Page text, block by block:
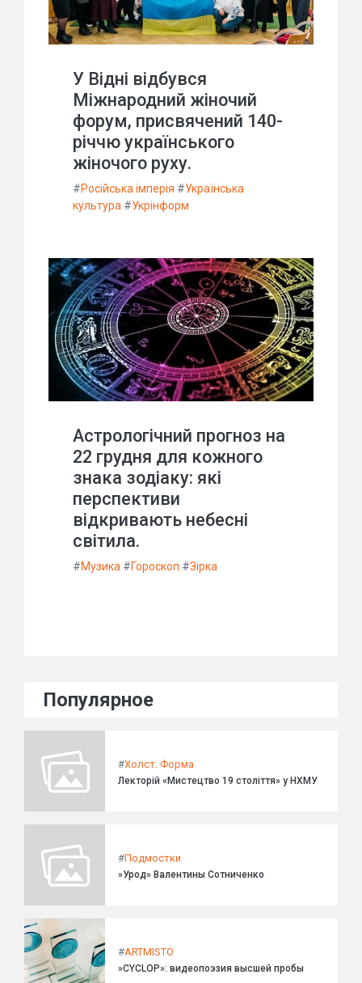
У Відні відбувся
Міжнародний жіночий
форум, присвячений 140-
річчю українського
жіночого руху.
#Російська імперія #Українська
культура #Укрінформ
Астрологічний прогноз на
22 грудня для кожного
знака зодіаку: які
перспективи
відкривають небесні
світила.
#Музика #Гороскоп #Зірка
Популярное
#Холст. Форма
Лекторій «Мистецтво 19 століття» у НХМУ
#Подмостки
»Урод» Валентины Сотниченко
#ARTMISTO
»CYCLOP»: видеопоэзия высшей пробы